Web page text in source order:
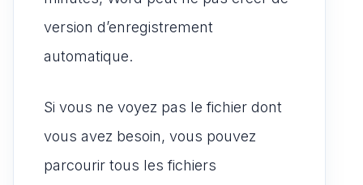
version d’enregistrement
automatique.
Si vous ne voyez pas le fichier dont
vous avez besoin, vous pouvez
parcourir tous les fichiers